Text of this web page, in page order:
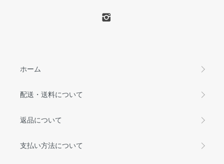
ホーム
配送・送料について
返品について
支払い方法について